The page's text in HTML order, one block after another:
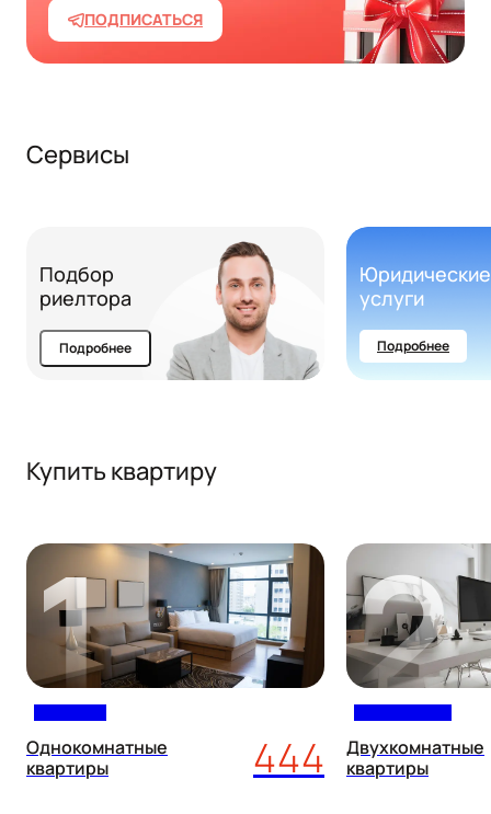
ПОДПИСАТЬСЯ
Сервисы
Подбор
риелтора
Подробнее
Юридические
услуги
Подробнее
Купить квартиру
1
Однокомнатные
квартиры
444
2
Двухкомнатные
квартиры